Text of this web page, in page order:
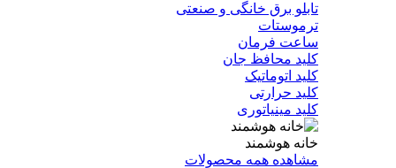
تابلو برق خانگی و صنعتی
ترموستات
ساعت فرمان
کلید محافظ جان
کلید اتوماتیک
کلید حرارتی
کلید مینیاتوری
خانه هوشمند
مشاهده همه محصولات